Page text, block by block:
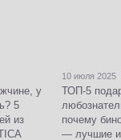
у
5
из
10 июля 2025
ТОП-5
почему
— лучшие